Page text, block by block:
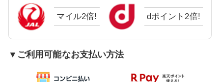
マイル2倍! dポイント2倍!
▼ご利用可能なお支払い方法